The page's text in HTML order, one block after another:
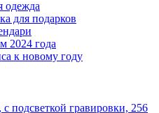
одежда
для подарков
2024 года
к новому году
подсветкой гравировки, 256